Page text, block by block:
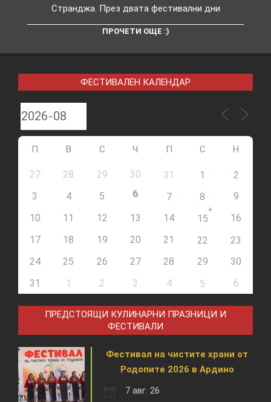
Странджа. През двата фестивални дни
ПРОЧЕТИ ОЩЕ :)
ФЕСТИВАЛЕН КАЛЕНДАР
П В С Ч П С Н
27 28 29 30 31 1
2
3
4 5 6 7 8
9
10
11 12 13 14 15
+
16
17
18 19 20 21 22
23
24
25 26 27 28 29
30
31
1 2 3 4 5 6
ПРЕДСТОЯЩИ КУЛИНАРНИ ПРАЗНИЦИ И
ФЕСТИВАЛИ
Фестивал на чистите храни от
Родопите 2026 в Ардино
7 авг. 26